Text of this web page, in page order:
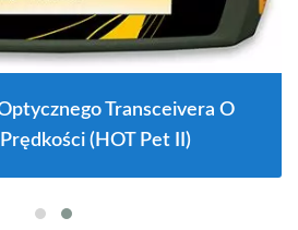
Transceivera O
(HOT Pet II)